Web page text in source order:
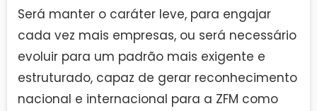
Será manter o caráter leve, para engajar
cada vez mais empresas, ou será necessário
evoluir para um padrão mais exigente e
estruturado, capaz de gerar reconhecimento
nacional e internacional para a ZFM como